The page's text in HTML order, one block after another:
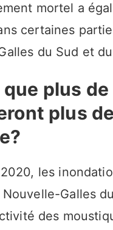
mortel a
certaines
du Sud et
plus
plus de
les
Galles
des